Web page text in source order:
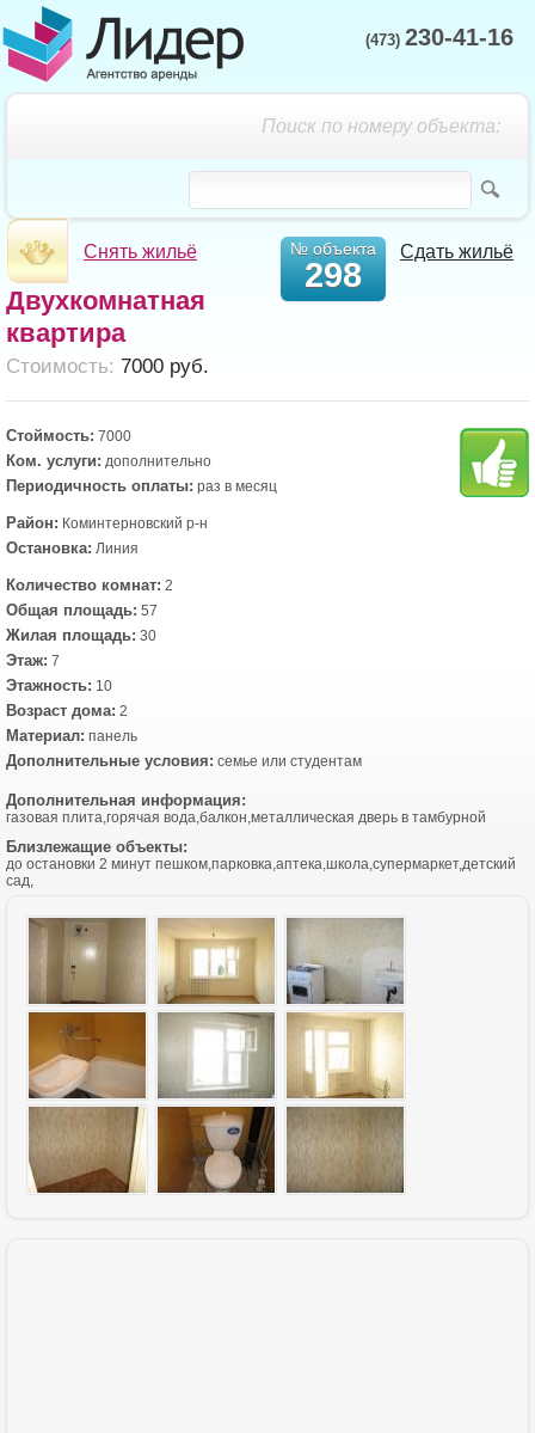
(473) 230-41-16
Поиск по номеру объекта:
Снять жильё Сдать жильё
№ объекта
298
Двухкомнатная
квартира
Cтоимость: 7000 руб.
Стоймость: 7000
Ком. услуги: дополнительно
Периодичность оплаты: раз в месяц
Район: Коминтерновский р-н
Остановка: Линия
Количество комнат: 2
Общая площадь: 57
Жилая площадь: 30
Этаж: 7
Этажность: 10
Возраст дома: 2
Материал: панель
Дополнительные условия: семье или студентам
Дополнительная информация:
газовая плита,горячая вода,балкон,металлическая дверь в тамбурной
Близлежащие объекты:
до остановки 2 минут пешком,парковка,аптека,школа,супермаркет,детский
сад,